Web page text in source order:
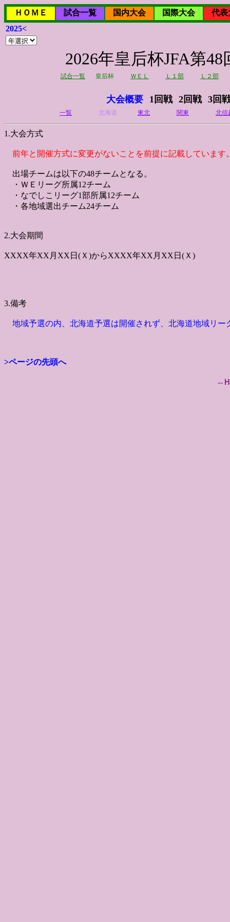
ＨＯＭＥ 試合一覧 国内大会 国際大会
代表
2025<
2026年皇后杯JFA第
試合一覧 皇后杯 ＷＥＬ Ｌ１部 Ｌ２部
大会概要 1回戦 2回戦 3回
一覧 北海道 東北 関東 北信
1.大会方式
前年と開催方式に変更がないことを前提に記載しています
出場チームは以下の48チームとなる。
・ＷＥリーグ所属12チーム
・なでしこリーグ1部所属12チーム
・各地域選出チーム24チーム
2.大会期間
XXXX年XX月XX日(Ｘ)からXXXX年XX月XX日(Ｘ)
3.備考
地域予選の内、北海道予選は開催されず、北海道地域リー
>ページの先頭へ
--